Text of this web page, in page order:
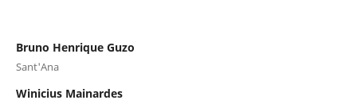
Bruno Henrique Guzo
Sant'Ana
Winicius Mainardes